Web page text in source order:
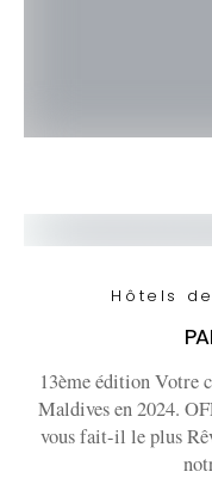
Hôtels
13ème édition Votre
Maldives en 2024.
vous fait-il le plus